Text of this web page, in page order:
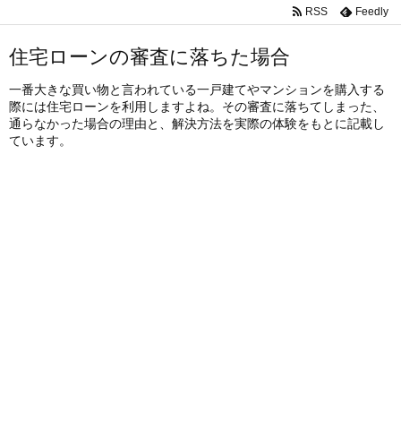
RSS Feedly
住宅ローンの審査に落ちた場合
一番大きな買い物と言われている一戸建てやマンションを購入する
際には住宅ローンを利用しますよね。その審査に落ちてしまった、
通らなかった場合の理由と、解決方法を実際の体験をもとに記載し
ています。